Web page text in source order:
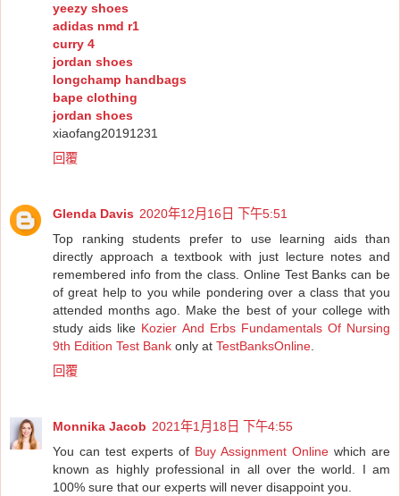
yeezy shoes
adidas nmd r1
curry 4
jordan shoes
longchamp handbags
bape clothing
jordan shoes
xiaofang20191231
回覆
Glenda Davis 2020年12月16日 下午5:51
Top ranking students prefer to use learning aids than
directly approach a textbook with just lecture notes and
remembered info from the class. Online Test Banks can be
of great help to you while pondering over a class that you
attended months ago. Make the best of your college with
study aids like Kozier And Erbs Fundamentals Of Nursing
9th Edition Test Bank only at TestBanksOnline
回覆
Monnika Jacob 2021年1月18日 下午4:55
You can test experts of Buy Assignment Online which are
known as highly professional in all over the world. I am
100% sure that our experts will never disappoint you.